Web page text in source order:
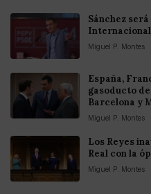
Sánchez
Miguel P. Montes
España,
gasoducto
Barcelona y
Miguel P. Montes
Los Reyes
Real con la
Miguel P. Montes